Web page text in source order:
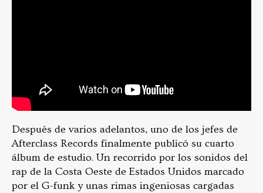
Después de varios adelantos, uno de los jefes de
Afterclass Records finalmente publicó su cuarto
álbum de estudio. Un recorrido por los sonidos del
rap de la Costa Oeste de Estados Unidos marcado
por el G-funk y unas rimas ingeniosas cargadas